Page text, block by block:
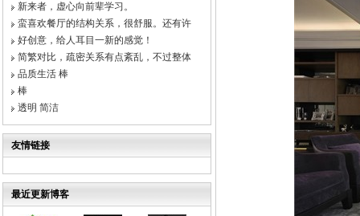
新来者，虚心向前辈学习。
蛮喜欢餐厅的结构关系，很舒服。还有许
好创意，给人耳目一新的感觉！
简繁对比，疏密关系有点紊乱，不过整体
品质生活 棒
棒
透明 简洁
友情链接
最近更新博客